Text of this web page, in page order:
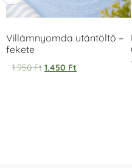
Villámnyomda utántöltő –
fekete
1.950Ft 1.450 Ft